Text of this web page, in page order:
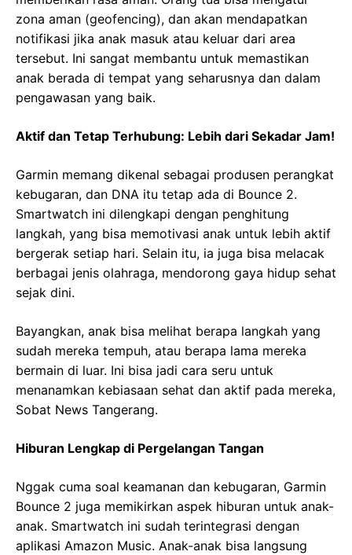
zona aman (geofencing), dan akan mendapatkan
notifikasi jika anak masuk atau keluar dari area
tersebut. Ini sangat membantu untuk memastikan
anak berada di tempat yang seharusnya dan dalam
pengawasan yang baik.
Aktif dan Tetap Terhubung: Lebih dari Sekadar Jam!
Garmin memang dikenal sebagai produsen perangkat
kebugaran, dan DNA itu tetap ada di Bounce 2.
Smartwatch ini dilengkapi dengan penghitung
langkah, yang bisa memotivasi anak untuk lebih aktif
bergerak setiap hari. Selain itu, ia juga bisa melacak
berbagai jenis olahraga, mendorong gaya hidup sehat
sejak dini.
Bayangkan, anak bisa melihat berapa langkah yang
sudah mereka tempuh, atau berapa lama mereka
bermain di luar. Ini bisa jadi cara seru untuk
menanamkan kebiasaan sehat dan aktif pada mereka,
Sobat News Tangerang.
Hiburan Lengkap di Pergelangan Tangan
Nggak cuma soal keamanan dan kebugaran, Garmin
Bounce 2 juga memikirkan aspek hiburan untuk anak-
anak. Smartwatch ini sudah terintegrasi dengan
aplikasi Amazon Music. Anak-anak bisa langsung